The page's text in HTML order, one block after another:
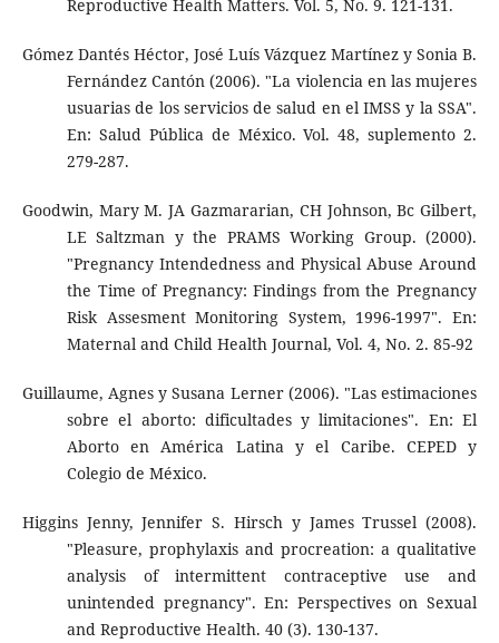
Reproductive Health Matters. Vol. 5, No. 9. 121-131.
Gómez Dantés Héctor, José Luís Vázquez Martínez y Sonia B.
Fernández Cantón (2006). "La violencia en las mujeres
usuarias de los servicios de salud en el IMSS y la SSA".
En: Salud Pública de México. Vol. 48, suplemento 2.
279-287.
Goodwin, Mary M. JA Gazmararian, CH Johnson, Bc Gilbert,
LE Saltzman y the PRAMS Working Group. (2000).
"Pregnancy Intendedness and Physical Abuse Around
the Time of Pregnancy: Findings from the Pregnancy
Risk Assesment Monitoring System, 1996-1997". En:
Maternal and Child Health Journal, Vol. 4, No. 2. 85-92
Guillaume, Agnes y Susana Lerner (2006). "Las estimaciones
sobre el aborto: dificultades y limitaciones". En: El
Aborto en América Latina y el Caribe. CEPED y
Colegio de México.
Higgins Jenny, Jennifer S. Hirsch y James Trussel (2008).
"Pleasure, prophylaxis and procreation: a qualitative
analysis of intermittent contraceptive use and
unintended pregnancy". En: Perspectives on Sexual
and Reproductive Health. 40 (3). 130-137.